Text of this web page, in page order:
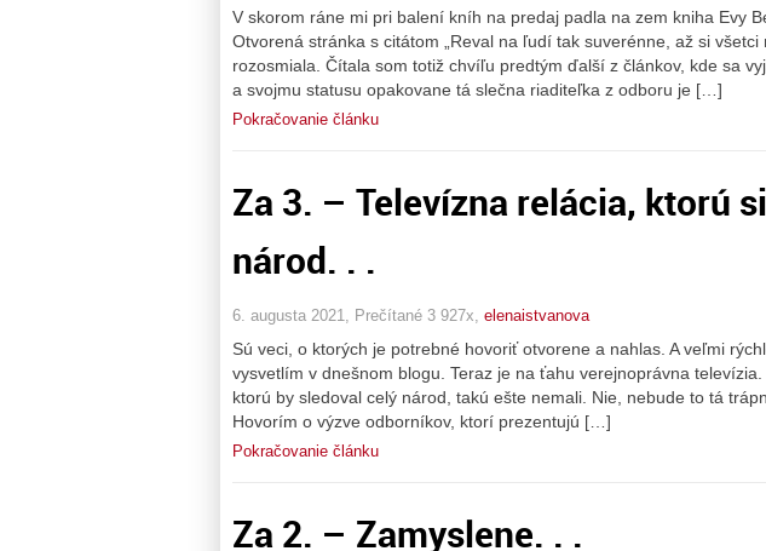
V skorom ráne mi pri balení kníh na predaj padla na zem kniha Evy
Otvorená stránka s citátom „Reval na ľudí tak suverénne, až si
rozosmiala. Čítala som totiž chvíľu predtým ďalší z článkov, kde sa
a svojmu statusu opakovane tá slečna riaditeľka z odboru je […]
Pokračovanie článku
Za 3. – Televízna relácia, ktorú
národ. . .
6. augusta 2021, Prečítané 3 927x, elenaistvanova
Sú veci, o ktorých je potrebné hovoriť otvorene a nahlas. A veľmi
vysvetlím v dnešnom blogu. Teraz je na ťahu verejnoprávna
ktorú by sledoval celý národ, takú ešte nemali. Nie, nebude to tá
Hovorím o výzve odborníkov, ktorí prezentujú […]
Pokračovanie článku
Za 2. – Zamyslene. . .